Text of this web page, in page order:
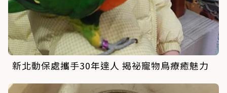
新北動保處攜手30年達人 揭祕寵物鳥療癒魅力